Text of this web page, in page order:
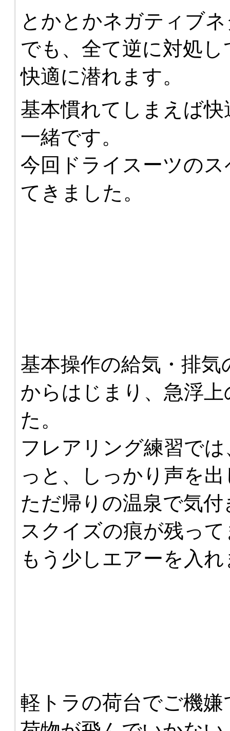
とかとかネガティブ
でも、全て逆に対処
快適に潜れます。
基本慣れてしまえば
一緒です。
今回ドライスーツの
てきました。
基本操作の給気・排
からはじまり、急浮
た。
フレアリング練習では
っと、しっかり声を
ただ帰りの温泉で気
スクイズの痕が残っ
もう少しエアーを入
軽トラの荷台でご機嫌